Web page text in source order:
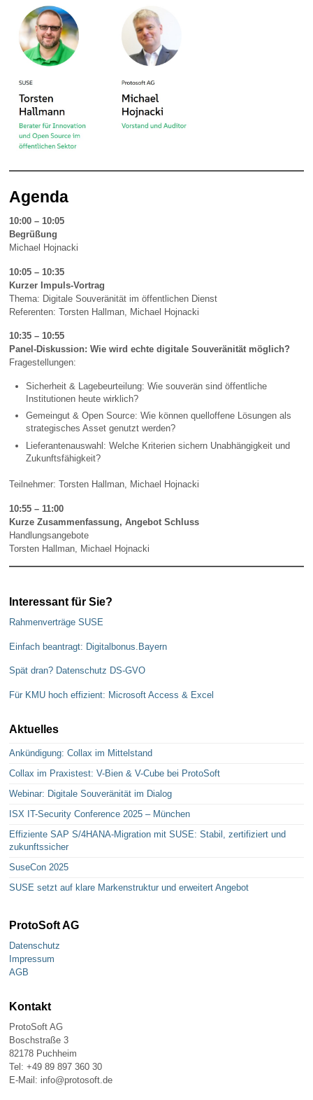
Agenda
10:00 – 10:05
Begrüßung
Michael Hojnacki
10:05 – 10:35
Kurzer Impuls-Vortrag
Thema: Digitale Souveränität im öffentlichen Dienst
Referenten: Torsten Hallman, Michael Hojnacki
10:35 – 10:55
Panel-Diskussion: Wie wird echte digitale Souveränität möglich?
Fragestellungen:
Sicherheit & Lagebeurteilung: Wie souverän sind öffentliche
Institutionen heute wirklich?
Gemeingut & Open Source: Wie können quelloffene Lösungen als
strategisches Asset genutzt werden?
Lieferantenauswahl: Welche Kriterien sichern Unabhängigkeit und
Zukunftsfähigkeit?
Teilnehmer: Torsten Hallman, Michael Hojnacki
10:55 – 11:00
Kurze Zusammenfassung, Angebot Schluss
Handlungsangebote
Torsten Hallman, Michael Hojnacki
Interessant für Sie?
Rahmenverträge SUSE
Einfach beantragt: Digitalbonus.Bayern
Spät dran? Datenschutz DS-GVO
Für KMU hoch effizient: Microsoft Access & Excel
Aktuelles
Ankündigung: Collax im Mittelstand
Collax im Praxistest: V-Bien & V-Cube bei ProtoSoft
Webinar: Digitale Souveränität im Dialog
ISX IT-Security Conference 2025 – München
Effiziente SAP S/4HANA-Migration mit SUSE: Stabil, zertifiziert und
zukunftssicher
SuseCon 2025
SUSE setzt auf klare Markenstruktur und erweitert Angebot
ProtoSoft AG
Datenschutz
Impressum
AGB
Kontakt
ProtoSoft AG
Boschstraße 3
82178 Puchheim
Tel: +49 89 897 360 30
E-Mail: info@protosoft.de